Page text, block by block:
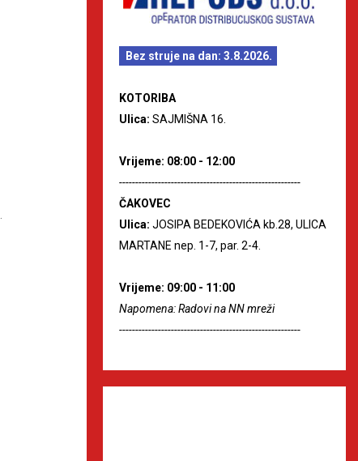
Bez struje na dan: 3.8.2026.
KOTORIBA
Ulica: SAJMIŠNA 16.
Vrijeme: 08:00 - 12:00
--------------------------------------------------------
ČAKOVEC
Ulica: JOSIPA BEDEKOVIĆA kb.28, ULICA
MARTANE nep. 1-7, par. 2-4.
Vrijeme: 09:00 - 11:00
Napomena: Radovi na NN mreži
--------------------------------------------------------